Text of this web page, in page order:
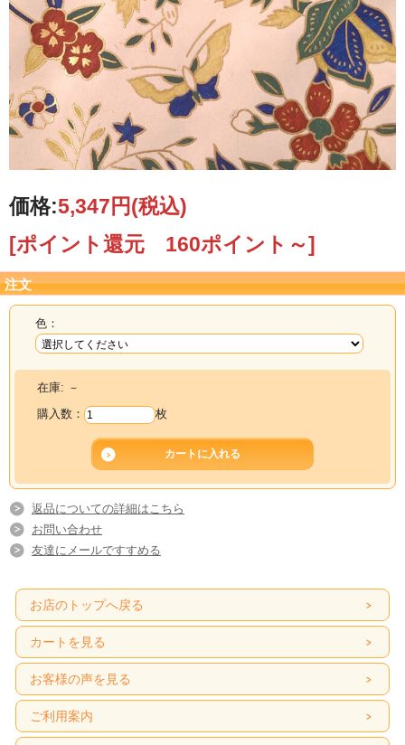
価格:5,347円(税込)
[ポイント還元 160ポイント～]
注文
色：
在庫: －
購入数：
枚
返品についての詳細はこちら
お問い合わせ
友達にメールですすめる
お店のトップへ戻る
カートを見る
お客様の声を見る
ご利用案内